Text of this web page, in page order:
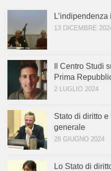
13 DICEMBRE
Il Centro Studi
Prima
2 LUGLIO 2024
Stato di diritto
generale
28 GIUGNO 2024
Lo Stato di